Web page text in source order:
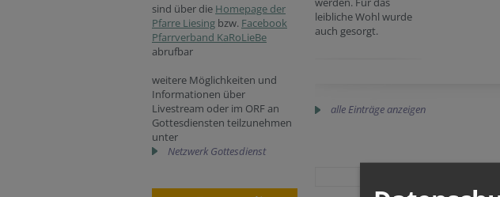
sind über die Homepage der
Pfarre Liesing bzw. Facebook
Pfarrverband KaRoLieBe
abrufbar
weitere Möglichkeiten und
Informationen über
Livestream oder im ORF an
Gottesdiensten teilzunehmen
unter
Netzwerk Gottesdienst
leibliche Wohl wurde
auch gesorgt.
alle Einträge anzeigen